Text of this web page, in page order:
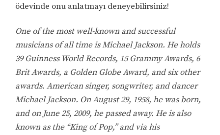
ödevinde onu anlatmayı deneyebilirsiniz!
One of the most well-known and successful
musicians of all time is Michael Jackson. He holds
39 Guinness World Records, 15 Grammy Awards, 6
Brit Awards, a Golden Globe Award, and six other
awards. American singer, songwriter, and dancer
Michael Jackson. On August 29, 1958, he was born,
and on June 25, 2009, he passed away. He is also
known as the “King of Pop,” and via his